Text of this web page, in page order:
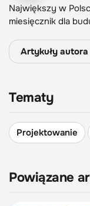
Największy w
miesięcznik dla
Artykuły autora
Tematy
Projektowanie
Powiązane